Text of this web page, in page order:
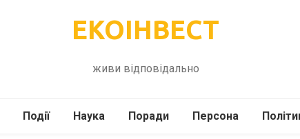
ЕКОІНВЕСТ
живи відповідально
Події Наука Поради Персона